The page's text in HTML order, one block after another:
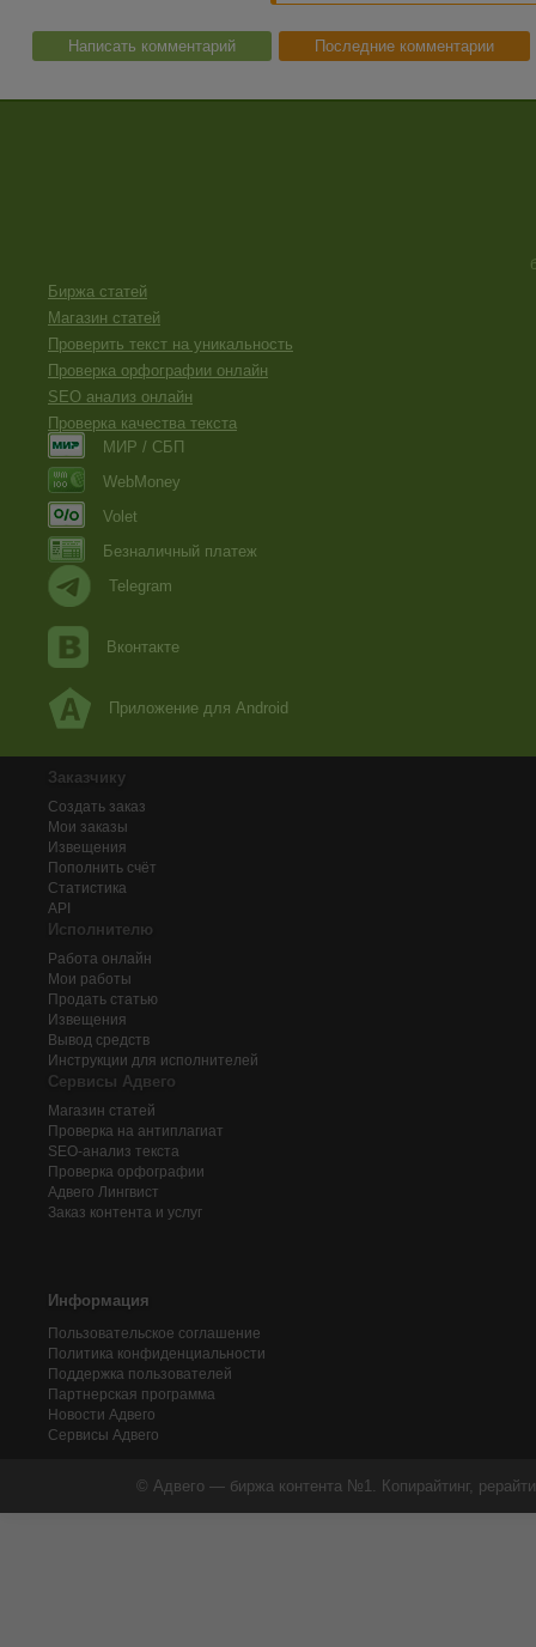
Написать комментарий Последние комментарии
Биржа статей
Магазин статей
Проверить текст на уникальность
Проверка орфографии онлайн
SEO анализ онлайн
Проверка качества текста
МИР / СБП
WebMoney
Volet
Безналичный платеж
Telegram
Вконтакте
Приложение для Android
Заказчику
Создать заказ
Мои заказы
Извещения
Пополнить счёт
Статистика
API
Исполнителю
Работа онлайн
Мои работы
Продать статью
Извещения
Вывод средств
Инструкции для исполнителей
Сервисы Адвего
Магазин статей
Проверка на антиплагиат
SEO-анализ текста
Проверка орфографии
Адвего Лингвист
Заказ контента и услуг
Информация
Пользовательское соглашение
Политика конфиденциальности
Поддержка пользователей
Партнерская программа
Новости Адвего
Сервисы Адвего
© Адвего — биржа контента №1. Копирайтинг,